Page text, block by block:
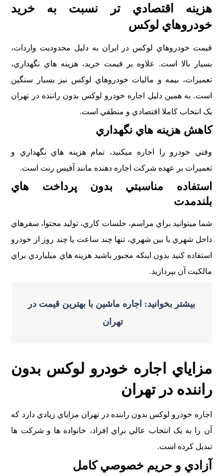
هزينه اقتصادي تر نسبت به خريد
خودروهاي لوکس
قيمت خودروهاي لوکس در ايران به دليل محدوديت واردات،
بسيار بالا است. علاوه بر قيمت خريد، هزينه هاي نگهداري،
تعميرات، بيمه و ماليات خودروهاي لوکس نيز بسيار سنگين
است. به همين دليل اجاره خودرو لوکس بدون راننده در تهران
يک انتخاب کاملا اقتصادي و منطقي است.
کاهش هزينه هاي نگهداري
وقتي خودرو را اجاره ميکنيد، تمام هزينه هاي نگهداري و
تعميرات بر عهده شرکت اجاره دهنده مانند آفيس رنت است.
استفاده مناسبتي بدون پرداخت هاي
بلندمدت
شما ميتوانيد براي مراسم، جلسات کاري، توليد محتوا، سفرهاي
داخل شهري يا بين شهري، تنها چند ساعت يا چند روز از خودرو
استفاده کنيد بدون اينکه مجبور باشيد هزينه هاي ميلياردي براي
مالکيت آن بپردازيد.
بیشتر بخوانید: اجاره ماشین با بهترین قیمت در
تهران
مزاياي اجاره خودرو لوکس بدون
راننده در تهران
اجاره خودرو لوکس بدون راننده در تهران مزاياي زيادي دارد که
آن را به يک انتخاب عالي براي افراد، خانواده ها و شرکت ها
تبديل کرده است.
آزادي و حريم خصوصي کامل